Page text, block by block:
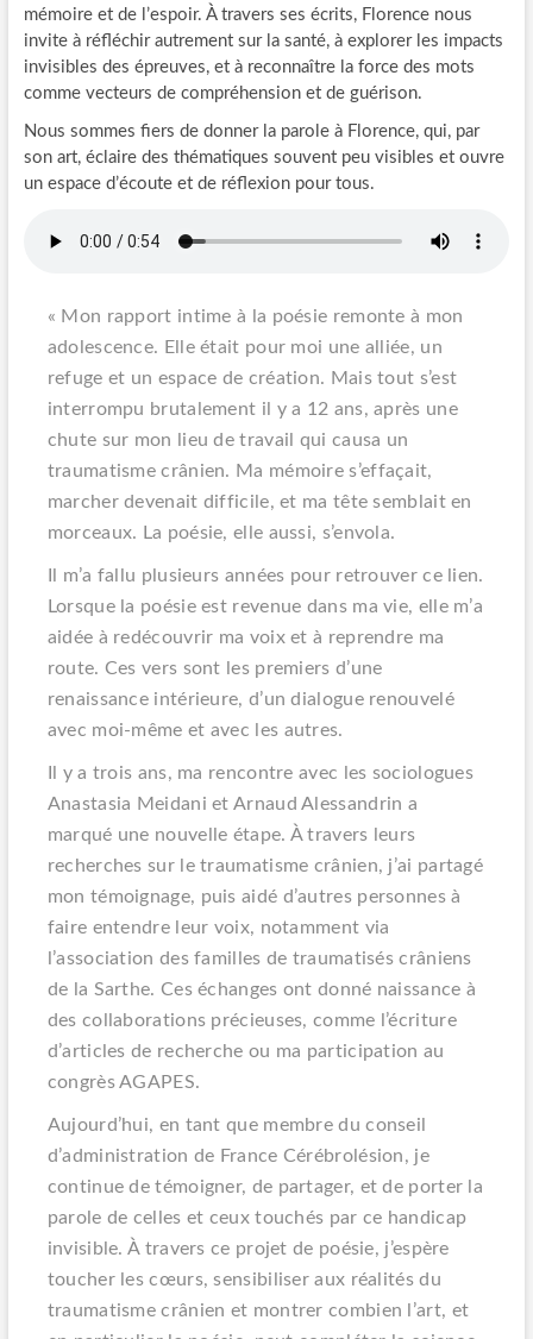
mémoire et de l’espoir. À travers ses écrits, Florence nous
invite à réfléchir autrement sur la santé, à explorer les impacts
invisibles des épreuves, et à reconnaître la force des mots
comme vecteurs de compréhension et de guérison.
Nous sommes fiers de donner la parole à Florence, qui, par
son art, éclaire des thématiques souvent peu visibles et ouvre
un espace d’écoute et de réflexion pour tous.
« Mon rapport intime à la poésie remonte à mon
adolescence. Elle était pour moi une alliée, un
refuge et un espace de création. Mais tout s’est
interrompu brutalement il y a 12 ans, après une
chute sur mon lieu de travail qui causa un
traumatisme crânien. Ma mémoire s’effaçait,
marcher devenait difficile, et ma tête semblait en
morceaux. La poésie, elle aussi, s’envola.
Il m’a fallu plusieurs années pour retrouver ce lien.
Lorsque la poésie est revenue dans ma vie, elle m’a
aidée à redécouvrir ma voix et à reprendre ma
route. Ces vers sont les premiers d’une
renaissance intérieure, d’un dialogue renouvelé
avec moi-même et avec les autres.
Il y a trois ans, ma rencontre avec les sociologues
Anastasia Meidani et Arnaud Alessandrin a
marqué une nouvelle étape. À travers leurs
recherches sur le traumatisme crânien, j’ai partagé
mon témoignage, puis aidé d’autres personnes à
faire entendre leur voix, notamment via
l’association des familles de traumatisés crâniens
de la Sarthe. Ces échanges ont donné naissance à
des collaborations précieuses, comme l’écriture
d’articles de recherche ou ma participation au
congrès AGAPES.
Aujourd’hui, en tant que membre du conseil
d’administration de France Cérébrolésion, je
continue de témoigner, de partager, et de porter la
parole de celles et ceux touchés par ce handicap
invisible. À travers ce projet de poésie, j’espère
toucher les cœurs, sensibiliser aux réalités du
traumatisme crânien et montrer combien l’art, et